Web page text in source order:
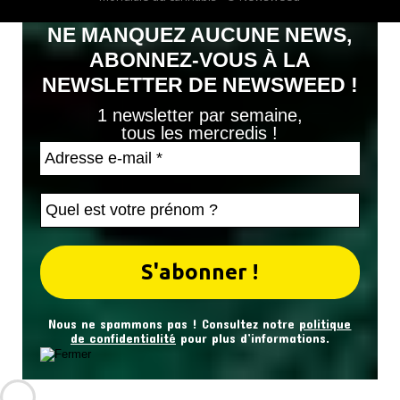
NE MANQUEZ AUCUNE NEWS,
ABONNEZ-VOUS À LA
NEWSLETTER DE NEWSWEED !
1 newsletter par semaine,
tous les mercredis !
Nous ne spammons pas ! Consultez notre politique
de confidentialité pour plus d’informations.